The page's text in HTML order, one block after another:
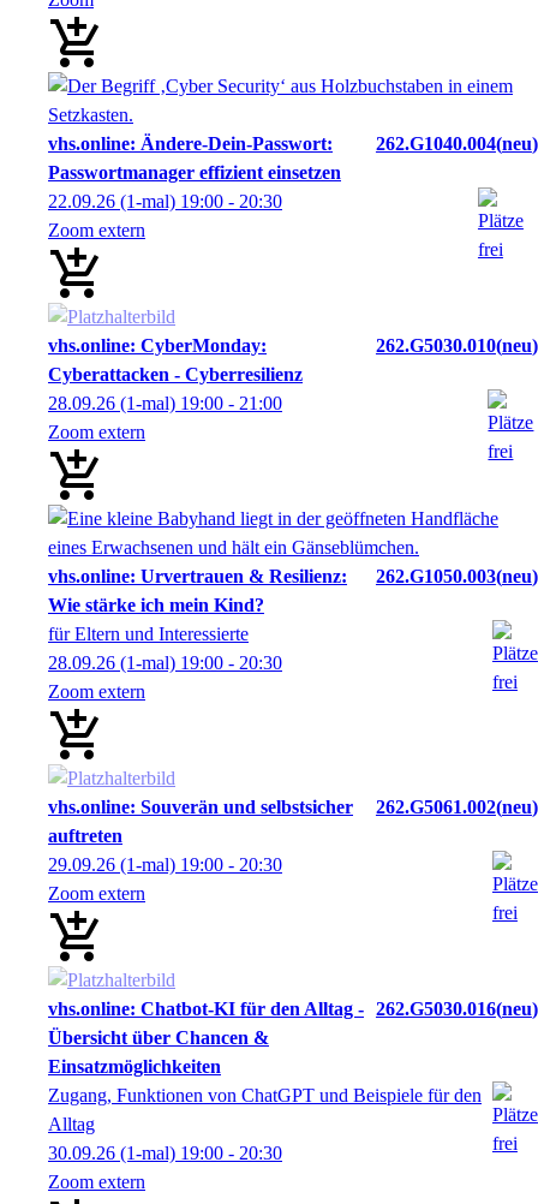
vhs.online: Ändere-Dein-Passwort:
Passwortmanager effizient einsetzen
262.G1040.004 neu
22.09.26 (1-mal) 19:00 - 20:30
Zoom extern
vhs.online: CyberMonday:
Cyberattacken - Cyberresilienz
262.G5030.010 neu
28.09.26 (1-mal) 19:00 - 21:00
Zoom extern
vhs.online: Urvertrauen & Resilienz:
Wie stärke ich mein Kind?
262.G1050.003 neu
für Eltern und Interessierte
28.09.26 (1-mal) 19:00 - 20:30
Zoom extern
vhs.online: Souverän und selbstsicher
auftreten
262.G5061.002 neu
29.09.26 (1-mal) 19:00 - 20:30
Zoom extern
vhs.online: Chatbot-KI für den Alltag -
Übersicht über Chancen &
Einsatzmöglichkeiten
262.G5030.016 neu
Zugang, Funktionen von ChatGPT und Beispiele für den
Alltag
30.09.26 (1-mal) 19:00 - 20:30
Zoom extern